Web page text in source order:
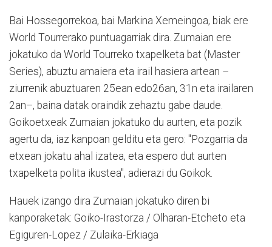
Bai Hossegorrekoa, bai Markina Xemeingoa, biak ere
World Tourrerako puntuagarriak dira. Zumaian ere
jokatuko da World Tourreko txapelketa bat (Master
Series), abuztu amaiera eta irail hasiera artean –
ziurrenik abuztuaren 25ean edo26an, 31n eta irailaren
2an–, baina datak oraindik zehaztu gabe daude.
Goikoetxeak Zumaian jokatuko du aurten, eta pozik
agertu da, iaz kanpoan gelditu eta gero: "Pozgarria da
etxean jokatu ahal izatea, eta espero dut aurten
txapelketa polita ikustea", adierazi du Goikok.
Hauek izango dira Zumaian jokatuko diren bi
kanporaketak: Goiko-Irastorza / Olharan-Etcheto eta
Egiguren-Lopez / Zulaika-Erkiaga